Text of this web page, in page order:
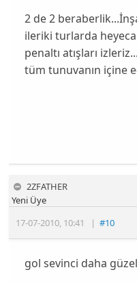
2 de 2
ileriki turlarda
penaltı atışları
tüm tunuvanın içine
2ZFATHER
17-07-2010, 10:41 |#10
Yeni Üye
gol sevinci daha